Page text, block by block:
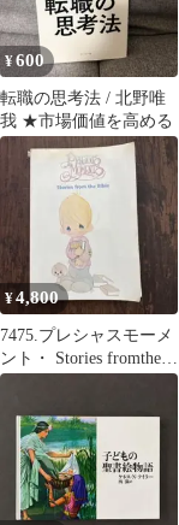
¥600
転職の思考法 / 北野唯
我 ★市場価値を高める
¥4,800
7475.プレシャスモーメ
ント・ Stories fromthe
Bible本